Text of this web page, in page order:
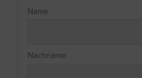
Name
Nachname